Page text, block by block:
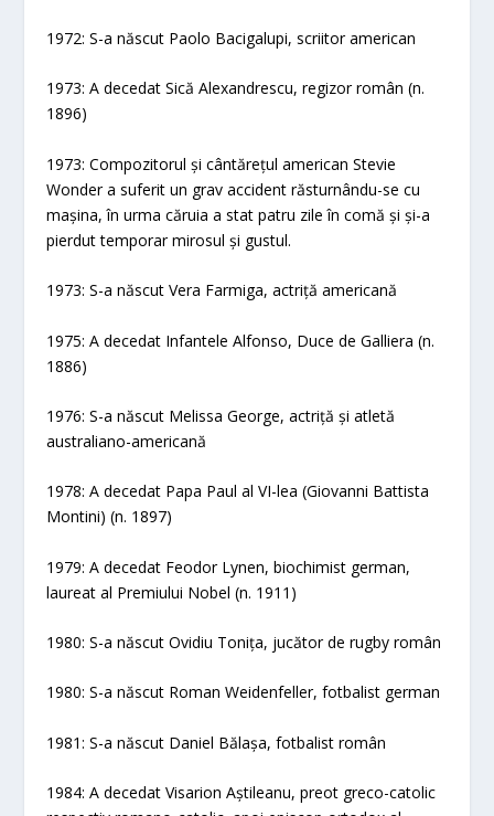
1972: S-a născut Paolo Bacigalupi, scriitor american
1973: A decedat Sică Alexandrescu, regizor român (n.
1896)
1973: Compozitorul și cântărețul american Stevie
Wonder a suferit un grav accident răsturnându-se cu
mașina, în urma căruia a stat patru zile în comă și și-a
pierdut temporar mirosul și gustul.
1973: S-a născut Vera Farmiga, actriță americană
1975: A decedat Infantele Alfonso, Duce de Galliera (n.
1886)
1976: S-a născut Melissa George, actriță și atletă
australiano-americană
1978: A decedat Papa Paul al VI-lea (Giovanni Battista
Montini) (n. 1897)
1979: A decedat Feodor Lynen, biochimist german,
laureat al Premiului Nobel (n. 1911)
1980: S-a născut Ovidiu Tonița, jucător de rugby român
1980: S-a născut Roman Weidenfeller, fotbalist german
1981: S-a născut Daniel Bălașa, fotbalist român
1984: A decedat Visarion Aștileanu, preot greco-catolic